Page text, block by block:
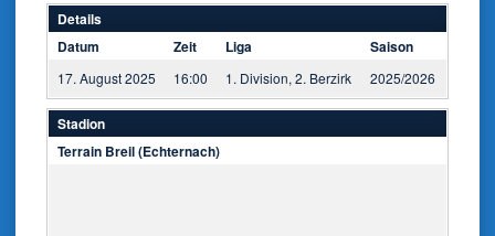
Details
Datum
Zeit Liga Saison
17. August 2025 16:00 1. Division, 2. Berzirk 2025/2026
Stadion
Terrain Breil (Echternach)